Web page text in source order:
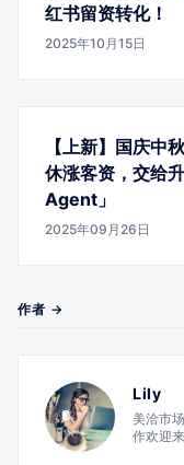
红书留资转化！
2025年10月15日
【上新】国庆中
休涨客资，交给
Agent」
2025年09月26日
作者 →
Lily
美洽市
作欢迎